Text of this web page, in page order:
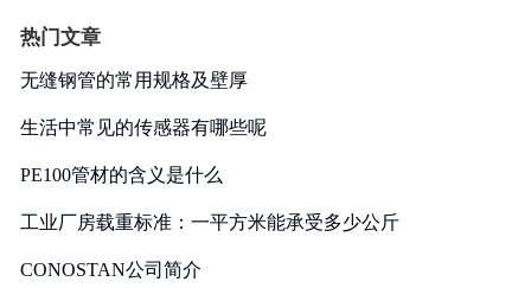
热门文章
无缝钢管的常用规格及壁厚
生活中常见的传感器有哪些呢
PE100管材的含义是什么
工业厂房载重标准：一平方米能承受多少公斤
CONOSTAN公司简介